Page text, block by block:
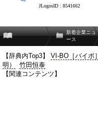
JLogosID : 8541662
新着企業ニュ
ース
【辞典内Top3】 VI-BO［バイボ］
明）
竹田恒泰
【関連コンテンツ】